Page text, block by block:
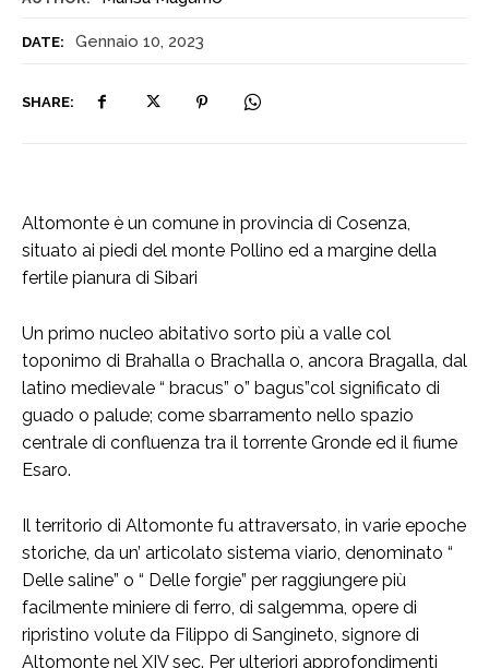
DATE: Gennaio 10, 2023
SHARE:
Altomonte è un comune in provincia di Cosenza,
situato ai piedi del monte Pollino ed a margine della
fertile pianura di Sibari
Un primo nucleo abitativo sorto più a valle col
toponimo di Brahalla o Brachalla o, ancora Bragalla, dal
latino medievale “ bracus” o” bagus”col significato di
guado o palude; come sbarramento nello spazio
centrale di confluenza tra il torrente Gronde ed il fiume
Esaro.
Il territorio di Altomonte fu attraversato, in varie epoche
storiche, da un’ articolato sistema viario, denominato “
Delle saline” o “ Delle forgie” per raggiungere più
facilmente miniere di ferro, di salgemma, opere di
ripristino volute da Filippo di Sangineto, signore di
Altomonte nel XIV sec. Per ulteriori approfondimenti